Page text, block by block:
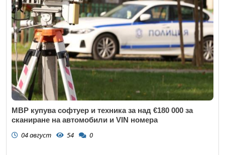
МВР купува софтуер и техника за над €180 000 за
сканиране на автомобили и VIN номера
04 август 54 0